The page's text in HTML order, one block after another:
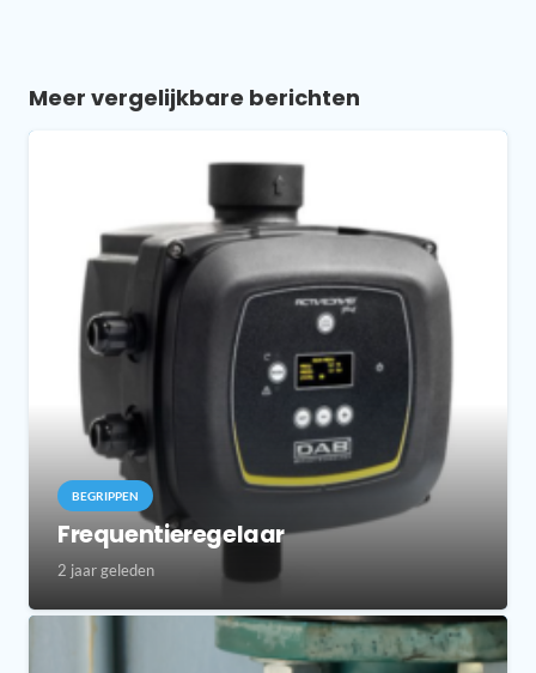
Meer vergelijkbare berichten
BEGRIPPEN
Frequentieregelaar
2 jaar geleden